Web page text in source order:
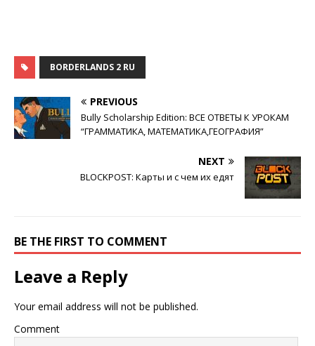
BORDERLANDS 2 RU
PREVIOUS
Bully Scholarship Edition: ВСЕ ОТВЕТЫ К УРОКАМ
“ГРАММАТИКА, МАТЕМАТИКА,ГЕОГРАФИЯ”
NEXT
BLOCKPOST: Карты и с чем их едят
BE THE FIRST TO COMMENT
Leave a Reply
Your email address will not be published.
Comment